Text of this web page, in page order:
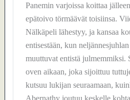
Panemin varjoissa koittaa
epätoivo törmäävät toisiinsa.
Nälkäpeli lähestyy, ja kansaa
entisestään, kun
muuttuvat entistä julmemmiksi.
oven aikaan, joka sijoittuu
kutsuu lukijan seuraamaan,
Abernathy joutuu keskelle